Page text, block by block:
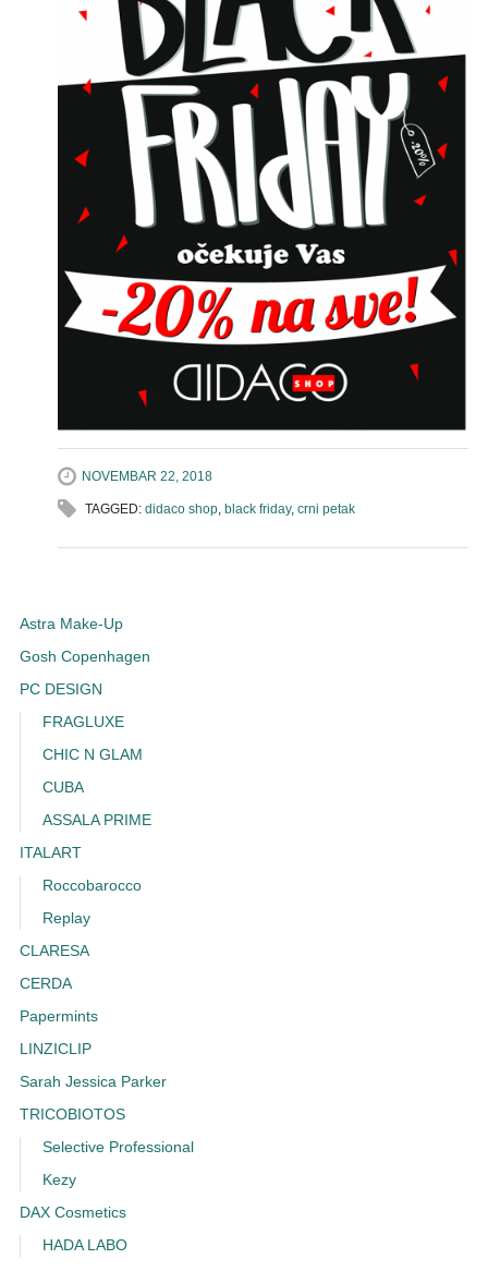
NOVEMBAR 22, 2018
TAGGED: didaco shop, black friday, crni petak
Astra Make-Up
Gosh Copenhagen
PC DESIGN
FRAGLUXE
CHIC N GLAM
CUBA
ASSALA PRIME
ITALART
Roccobarocco
Replay
CLARESA
CERDA
Papermints
LINZICLIP
Sarah Jessica Parker
TRICOBIOTOS
Selective Professional
Kezy
DAX Cosmetics
HADA LABO